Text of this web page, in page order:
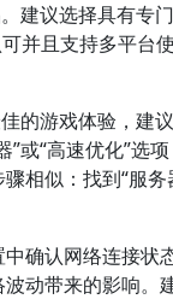
建议选择具有专
并且支持多平台
的游戏体验，建
或“高速优化”选
相似：找到“服
确认网络连接状
动带来的影响。